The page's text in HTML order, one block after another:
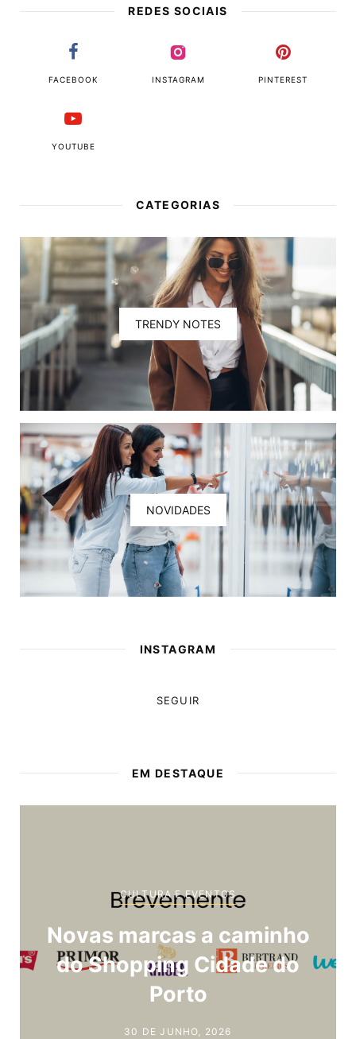
REDES SOCIAIS
FACEBOOK INSTAGRAM PINTEREST
YOUTUBE
CATEGORIAS
TRENDY NOTES
NOVIDADES
INSTAGRAM
SEGUIR
EM DESTAQUE
CULTURA E EVENTOS
Novas marcas a caminho
do Shopping Cidade do
Porto
30 DE JUNHO, 2026